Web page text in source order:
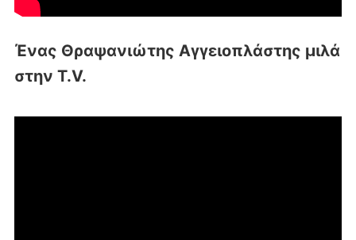
Ένας Θραψανιώτης Αγγειοπλάστης μιλά
στην T.V.